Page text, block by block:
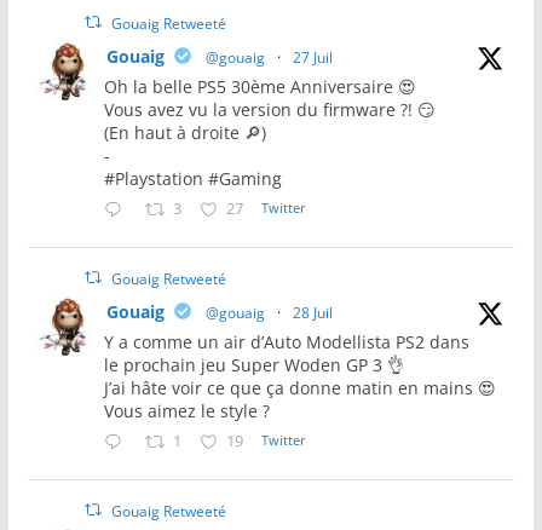
Gouaig Retweeté
Gouaig @gouaig · 27 Juil
Oh la belle PS5 30ème Anniversaire 😍
Vous avez vu la version du firmware ?! 😏
(En haut à droite 🔎)
-
#Playstation #Gaming
3 27 Twitter
Gouaig Retweeté
Gouaig @gouaig · 28 Juil
Y a comme un air d’Auto Modellista PS2 dans
le prochain jeu Super Woden GP 3 👌
J’ai hâte voir ce que ça donne matin en mains 😍
Vous aimez le style ?
1 19 Twitter
Gouaig Retweeté